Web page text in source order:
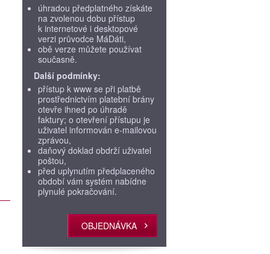
úhradou předplatného získáte
na zvolenou dobu přístup
k internetové i desktopové
verzi průvodce MáDáti,
obě verze můžete používat
současně.
Další podmínky:
přístup k www se při platbě
prostřednictvím platební brány
otevře ihned po úhradě
faktury; o otevření přístupu je
uživatel informován e-mailovou
zprávou,
daňový doklad obdrží uživatel
poštou,
před uplynutím předplaceného
období vám systém nabídne
plynulé pokračování.
OBJEDNÁVKA